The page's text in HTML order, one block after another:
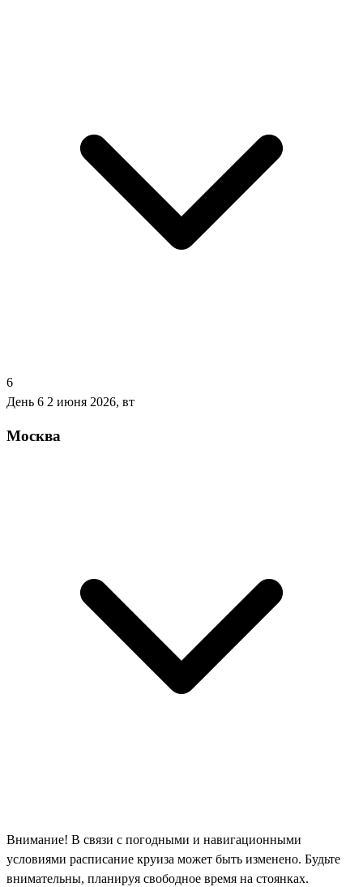
6
День 6 2 июня 2026, вт
Москва
Внимание! В связи с погодными и навигационными
условиями расписание круиза может быть изменено. Будьте
внимательны, планируя свободное время на стоянках.